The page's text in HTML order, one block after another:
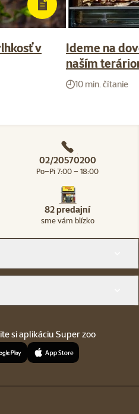
v
Ideme na
naším
10 min. čítanie
02/20570200
Po–Pi 7:00 – 18:00
82 predajní
sme vám blízko
si aplikáciu Super zoo